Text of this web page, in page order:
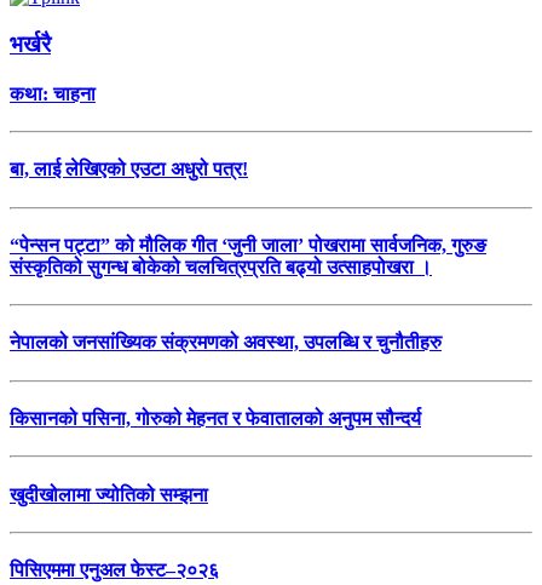
भर्खरै
कथा: चाहना
बा, लाई लेखिएको एउटा अधुरो पत्र!
“पेन्सन पट्टा” को मौलिक गीत ‘जुनी जाला’ पोखरामा सार्वजनिक, गुरुङ
संस्कृतिको सुगन्ध बोकेको चलचित्रप्रति बढ्यो उत्साहपोखरा ।
नेपालको जनसांख्यिक संक्रमणको अवस्था, उपलब्धि र चुनौतीहरु
किसानको पसिना, गोरुको मेहनत र फेवातालको अनुपम सौन्दर्य
खुदीखोलामा ज्योतिको सम्झना
पिसिएममा एनुअल फेस्ट–२०२६